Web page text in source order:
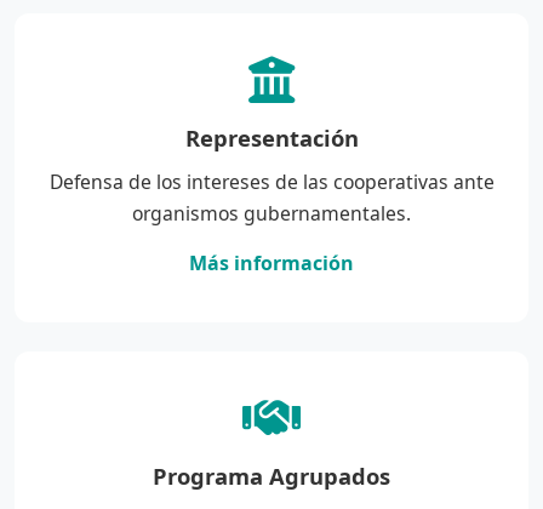
Representación
Defensa de los intereses de las cooperativas ante
organismos gubernamentales.
Más información
Programa Agrupados